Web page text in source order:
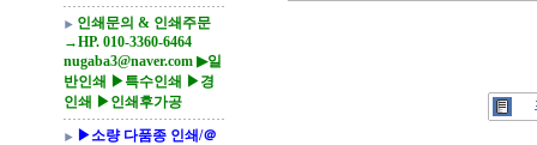
인쇄문의 & 인쇄주문
→HP. 010-3360-6464
nugaba3@naver.com ▶일
반인쇄 ▶특수인쇄 ▶경
인쇄 ▶인쇄후가공
▶소량 다품종 인쇄/＠